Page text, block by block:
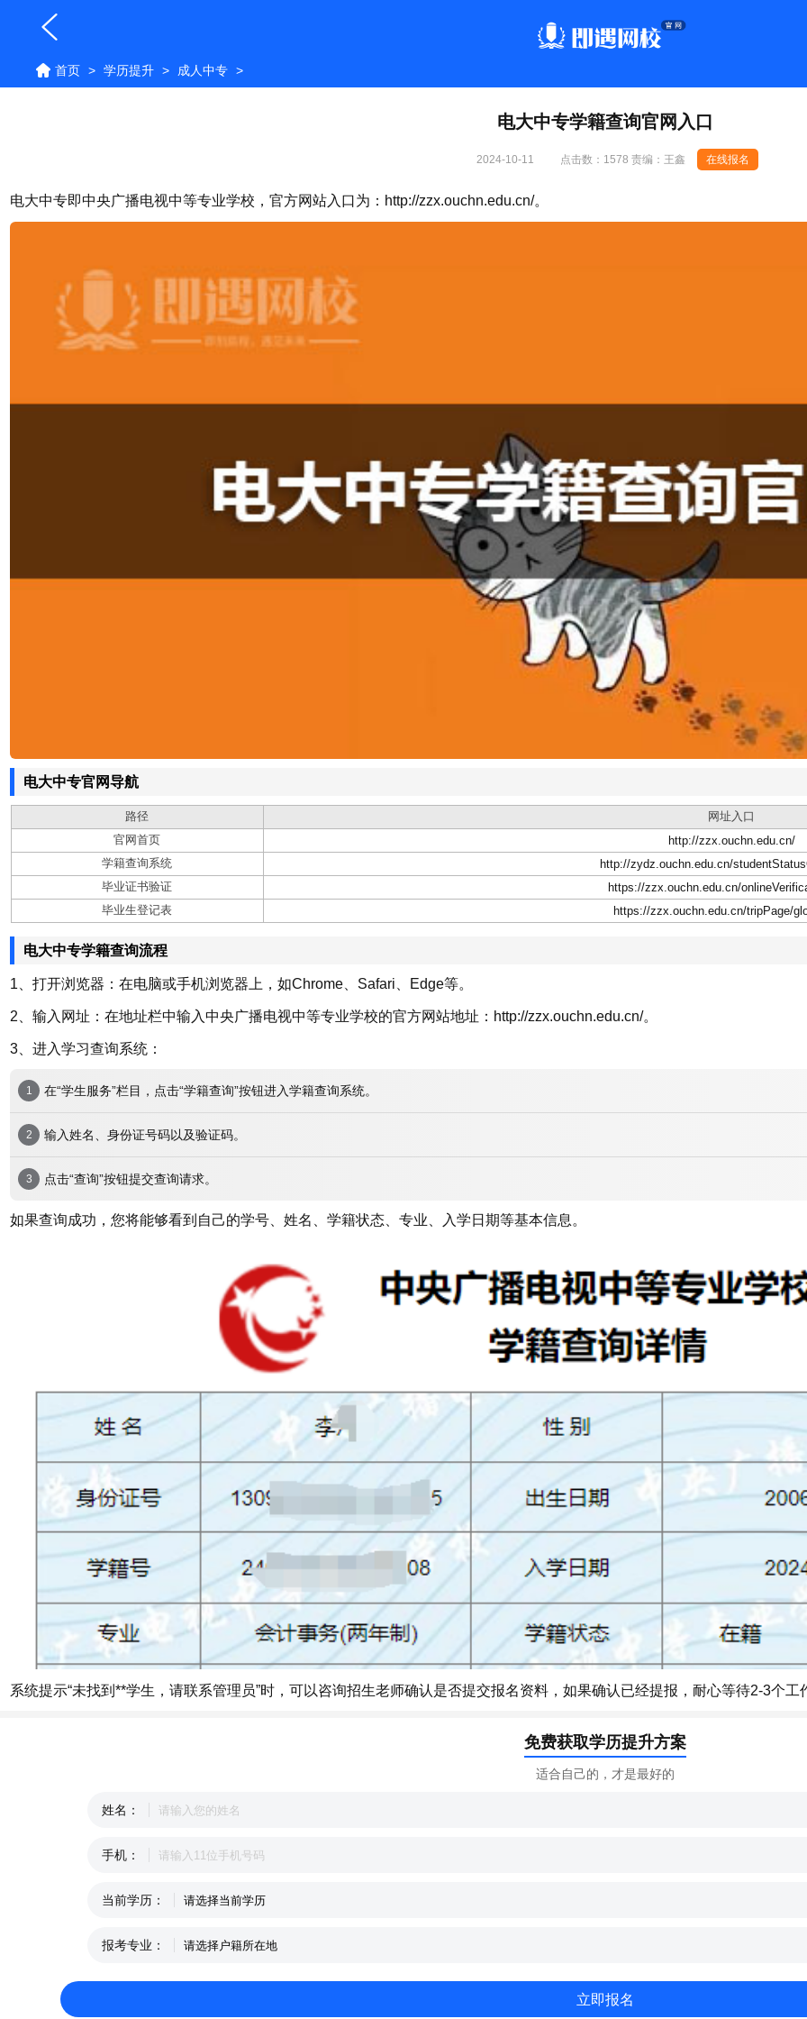
首页 > 学历提升 > 成人中专 >
电大中专学籍查询官网入口
2024-10-11 点击数： 1578 责编：王鑫 在线报名
电大中专即中央广播电视中等专业学校，官方网站入口为： http://zzx.ouchn.edu.cn/。
电大中专官网导航
路径
网址入口
官网首页
http://zzx.ouchn.edu.cn/
学籍查询系统
http://zydz.ouchn.edu.cn/
毕业证书验证
https://zzx.ouchn.edu.cn/
毕业生登记表
https://zzx.ouchn.edu.cn/tripPage/
电大中专学籍查询流程
1、打开浏览器：在电脑或手机浏览器上，如Chrome、Safari、Edge等。
2、输入网址：在地址栏中输入中央广播电视中等专业学校的官方网站地址：http://zzx.ouchn.edu.cn/。
3、进入学习查询系统：
在“学生服务”栏目，点击“学籍查询”按钮进入学籍查询系统。
输入姓名、身份证号码以及验证码。
点击“查询”按钮提交查询请求。
如果查询成功，您将能够看到自己的学号、姓名、学籍状态、专业、入学日期等基本信息。
系统提示“未找到**学生，请联系管理员”时，可以咨询招生老师确认是否提交报名资料，如果确认已经提报，耐心等待2-3个工
免费获取学历提升方案
适合自己的，才是最好的
姓名：
手机：
当前学历：
报考专业：